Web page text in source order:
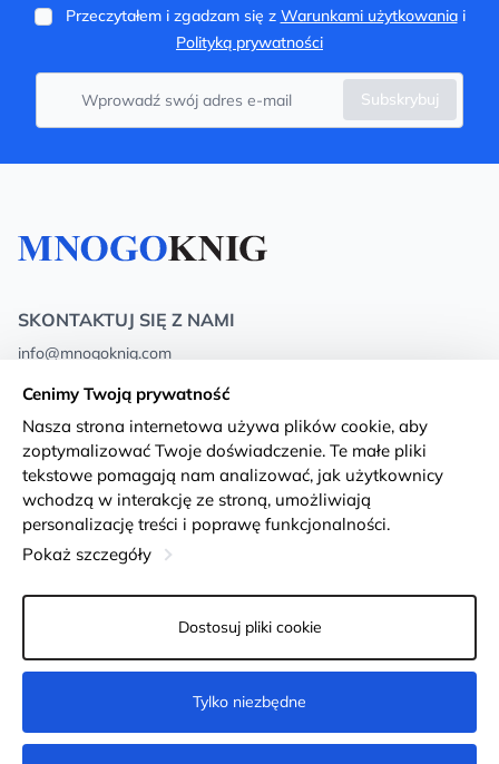
Przeczytałem i zgadzam się z Warunkami użytkowaniai
Polityką prywatności
Subskrybuj
SKONTAKTUJ SIĘ Z NAMI
info@mnogoknig.com
Rīga, Augusta Deglava 69d, LV-1082
O nas
Sklepy
Dostawa i płatność
Karty lojalnościowe
Dla klientów hurtowych
Privacy Policy
Warunki i zasady
Returns
Ustawienia plików cookie
Cenimy Twoją prywatność
Nasza strona internetowa używa plików cookie, aby
zoptymalizować Twoje doświadczenie. Te małe pliki
tekstowe pomagają nam analizować, jak użytkownicy
wchodzą w interakcję ze stroną, umożliwiają
personalizację treści i poprawę funkcjonalności.
Pokaż szczegóły
Dostosuj pliki cookie
Tylko niezbędne